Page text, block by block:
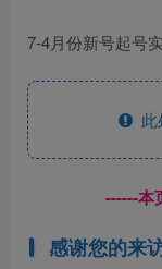
7-4月份新号起号
此
------本
感谢您的来